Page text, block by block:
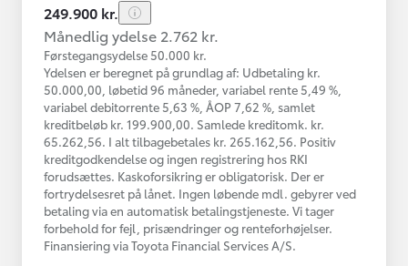
249.900 kr.
Månedlig ydelse 2.762 kr.
Førstegangsydelse 50.000 kr.
Ydelsen er beregnet på grundlag af: Udbetaling kr.
50.000,00, løbetid 96 måneder, variabel rente 5,49 %,
variabel debitorrente 5,63 %, ÅOP 7,62 %, samlet
kreditbeløb kr. 199.900,00. Samlede kreditomk. kr.
65.262,56. I alt tilbagebetales kr. 265.162,56. Positiv
kreditgodkendelse og ingen registrering hos RKI
forudsættes. Kaskoforsikring er obligatorisk. Der er
fortrydelsesret på lånet. Ingen løbende mdl. gebyrer ved
betaling via en automatisk betalingstjeneste. Vi tager
forbehold for fejl, prisændringer og renteforhøjelser.
Finansiering via Toyota Financial Services A/S.